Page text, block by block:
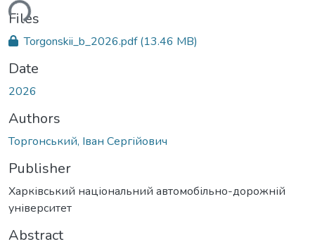
Files
Torgonskii_b_2026.pdf(13.46 MB)
Date
2026
Authors
Торгонський, Іван Сергійович
Publisher
Харківський національний автомобільно-дорожній
університет
Abstract